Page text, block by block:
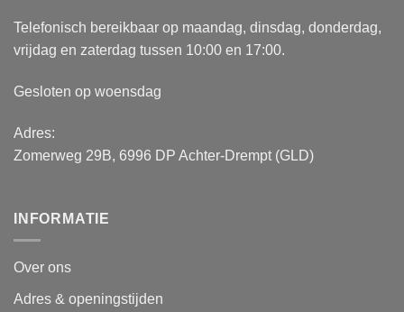
Telefonisch bereikbaar op maandag, dinsdag, donderdag,
vrijdag en zaterdag tussen 10:00 en 17:00.
Gesloten op woensdag
Adres:
Zomerweg 29B, 6996 DP Achter-Drempt (GLD)
INFORMATIE
Over ons
Adres & openingstijden